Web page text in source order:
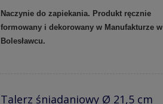
Naczynie do zapiekania. Produkt ręcznie
formowany i dekorowany w Manufakturze w
Bolesławcu.
Talerz śniadaniowy Ø 21,5 cm